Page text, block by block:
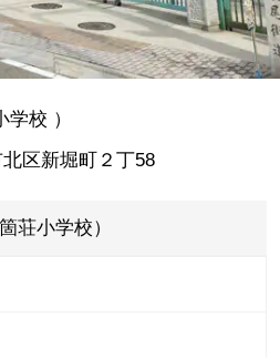
学校 ）
区新堀町２丁58
荘小学校）